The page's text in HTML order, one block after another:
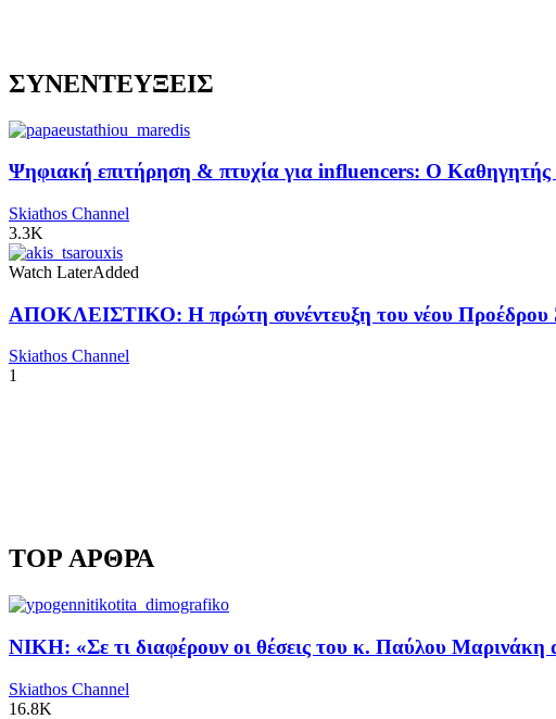
ΣΥΝΕΝΤΕΥΞΕΙΣ
Ψηφιακή επιτήρηση & πτυχία για influencers: Ο
Skiathos Channel
3.3K
Watch LaterAdded
ΑΠΟΚΛΕΙΣΤΙΚΟ: Η πρώτη συνέντευξη του νέου Προέδρου
Skiathos Channel
1
TOP ΑΡΘΡΑ
ΝΙΚΗ: «Σε τι διαφέρουν οι θέσεις του κ. Παύλου Μαρινάκη
Skiathos Channel
16.8K